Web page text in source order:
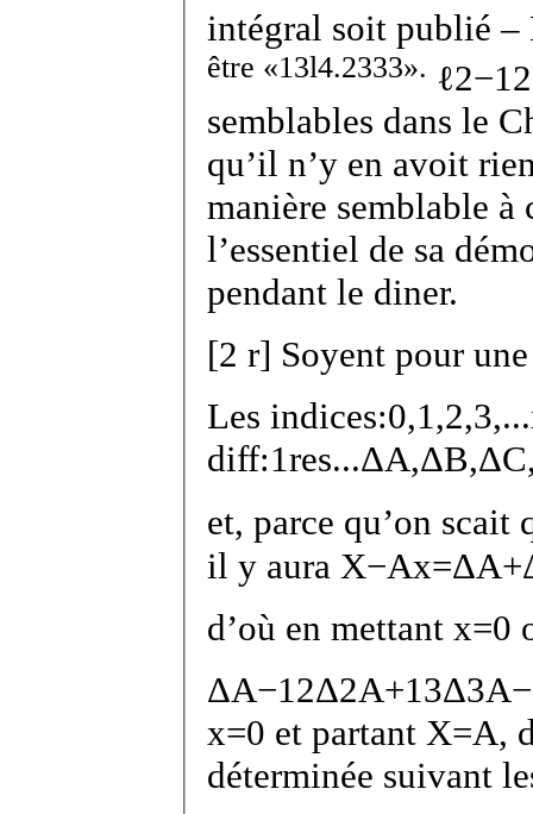
intégral soit publié –
être 1 3l4.2333 . ℓ2−12
semblables dans le
qu’il n’y en avoit
manière semblable
l’essentiel de sa
pendant le diner.
[2 r] Soyent pour
Les indices:0,1,2,3,...
diff:1res...ΔA,ΔB,ΔC
et, parce qu’on scait
il y aura X−Ax=ΔA+
d’où en mettant x=0
ΔA−12Δ2A+13Δ3A−
x=0 et partant X=A,
déterminée suivant